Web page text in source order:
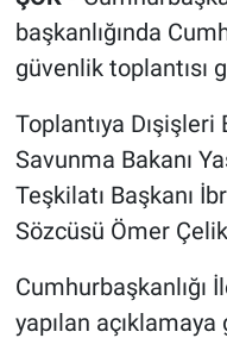
başkanlığında
güvenlik toplantısı
Toplantıya
Savunma Bakanı
Teşkilatı Başkanı
Sözcüsü Ömer Çelik
Cumhurbaşkanlığı
yapılan